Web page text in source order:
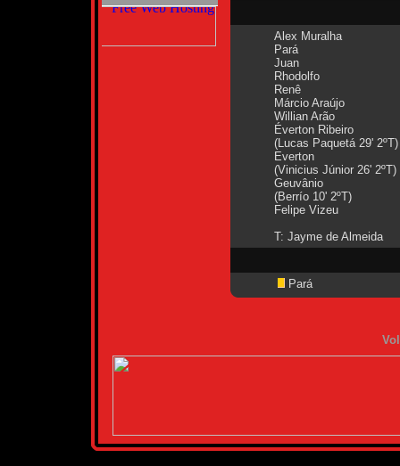
Alex Muralha
Pará
Juan
Rhodolfo
Renê
Márcio Araújo
Willian Arão
Éverton Ribeiro
(Lucas Paquetá 29' 2ºT)
Everton
(Vinicius Júnior 26' 2ºT)
Geuvânio
(Berrío 10' 2ºT)
Felipe Vizeu
T: Jayme de Almeida
Pará